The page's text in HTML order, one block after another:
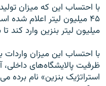
میلیون لیتر بنزین وارد کند
با احتساب این میزان
ظرفیت پالایشگاه‌های داخلی،